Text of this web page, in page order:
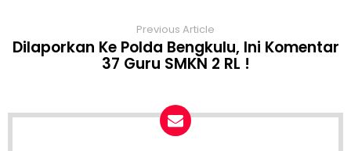
Previous Article
Dilaporkan Ke Polda Bengkulu, Ini Komentar
37 Guru SMKN 2 RL !